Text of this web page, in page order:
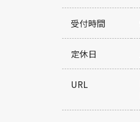
受付時間
定休日
URL